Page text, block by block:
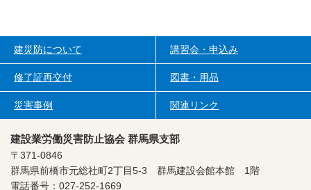
建災防について 講習会・申込み
修了証再交付 図書・用品
災害事例 関連リンク
建設業労働災害防止協会 群馬県支部
〒371-0846
群馬県前橋市元総社町2丁目5-3 群馬建設会館本館 1階
電話番号：027-252-1669